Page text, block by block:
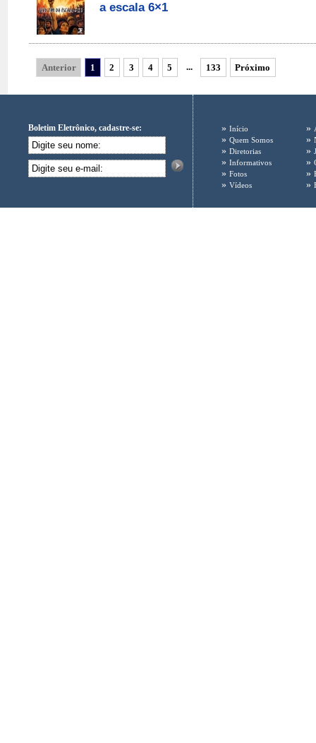
a escala 6×1
Anterior 1 2 3 4 5 ... 133 Próximo
Boletim Eletrônico, cadastre-se: » Início
» Quem Somos
» Diretorias
» Informativos
» Fotos
» Vídeos
»
»
»
»
»
»